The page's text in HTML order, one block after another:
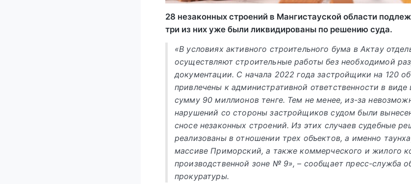
28 незаконных строений в Мангистауской области
три из них уже были ликвидированы по решению суда.
«В условиях активного строительного бума в Актау
осуществляют строительные работы без необходимой
документации. С начала 2022 года застройщики на 120
привлечены к административной ответственности в
сумму 90 миллионов тенге. Тем не менее, из-за
нарушений со стороны застройщиков судом были
сносе незаконных строений. Из этих случаев судебные
реализованы в отношении трех объектов, а именно
массиве Приморский, а также коммерческого и жилого
производственной зоне № 9», – сообщает пресс-служба
прокуратуры.